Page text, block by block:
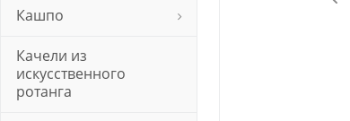
Кашпо
Качели из
искусственного
ротанга